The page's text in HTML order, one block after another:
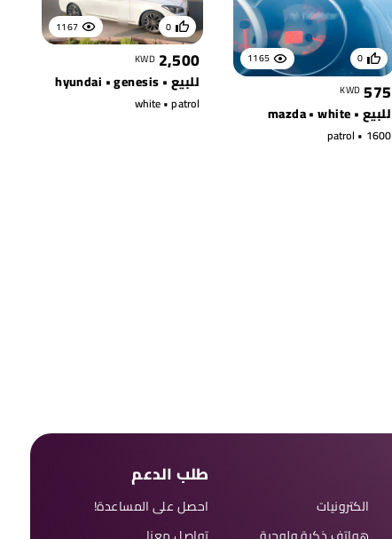
1165 0
575
KWD
للبيع • mazda • white
1600 • patrol
1167 0
2,500
KWD
للبيع • hyundai • genesis
white • patrol
الكترونيات
طلب الدعم
احصل على المساعدة!